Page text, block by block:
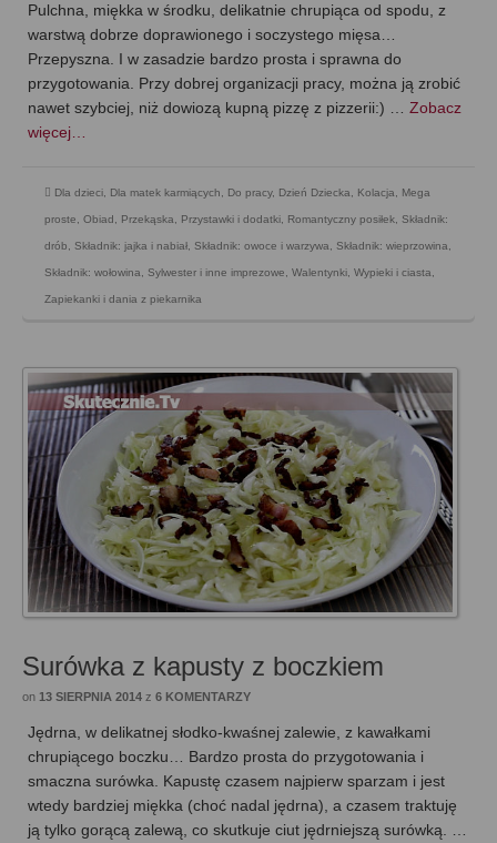
Pulchna, miękka w środku, delikatnie chrupiąca od spodu, z
warstwą dobrze doprawionego i soczystego mięsa…
Przepyszna. I w zasadzie bardzo prosta i sprawna do
przygotowania. Przy dobrej organizacji pracy, można ją zrobić
nawet szybciej, niż dowiozą kupną pizzę z pizzerii:) … Zobacz
więcej…
Dla dzieci, Dla matek karmiących, Do pracy, Dzień Dziecka, Kolacja, Mega
proste, Obiad , Przekąska, Przystawki i dodatki, Romantyczny posiłek, Składnik:
drób, Składnik: jajka i nabiał, Składnik: owoce i warzywa, Składnik: wieprzowina,
Składnik: wołowina, Sylwester i inne imprezowe, Walentynki, Wypieki i ciasta,
Zapiekanki i dania z piekarnika
Surówka z kapusty z boczkiem
on 13 SIERPNIA 2014 z 6 KOMENTARZY
Jędrna, w delikatnej słodko-kwaśnej zalewie, z kawałkami
chrupiącego boczku… Bardzo prosta do przygotowania i
smaczna surówka. Kapustę czasem najpierw sparzam i jest
wtedy bardziej miękka (choć nadal jędrna), a czasem traktuję
ją tylko gorącą zalewą, co skutkuje ciut jędrniejszą surówką. …